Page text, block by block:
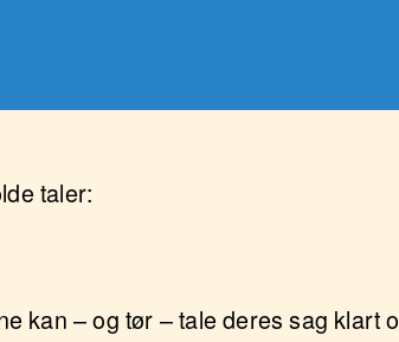
taler:
kan – og tør – tale deres sag klart